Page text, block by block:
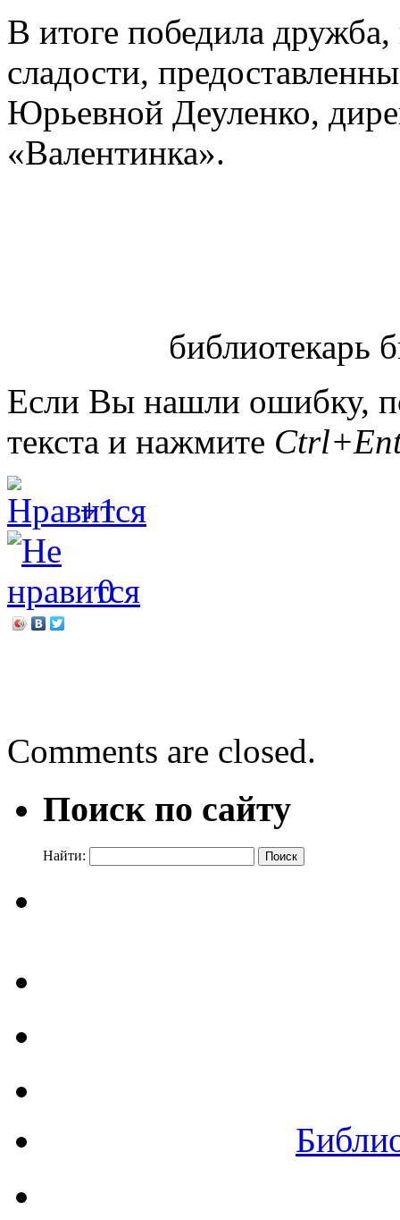
В итоге победила
сладости,
Юрьевной Деуленко,
«Валентинка».
библиотекарь
Если Вы нашли ошибку,
текста и нажмите
+1
0
Comments are closed.
Поиск по сайту
Найти: